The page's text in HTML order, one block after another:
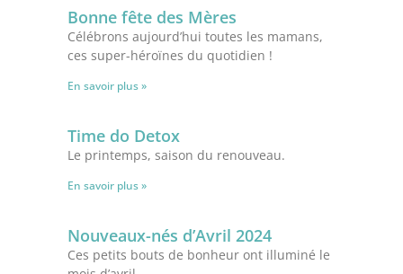
Bonne fête des Mères
Célébrons aujourd’hui toutes les mamans,
ces super-héroïnes du quotidien !
En savoir plus »
Time do Detox
Le printemps, saison du renouveau.
En savoir plus »
Nouveaux-nés d’Avril 2024
Ces petits bouts de bonheur ont illuminé le